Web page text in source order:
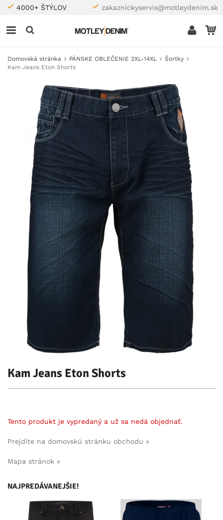
4000+ ŠTÝLOV zakaznickyservis@motleydenim.sk
Domovská stránka PÁNSKE OBLEČENIE 2XL-14XL
Šortky
Kam Jeans Eton Shorts
Kam Jeans Eton Shorts
Tento produkt je vypredaný a už sa nedá objednať.
Prejdite na domovskú stránku obchodu »
Mapa stránok »
NAJPREDÁVANEJŠIE!